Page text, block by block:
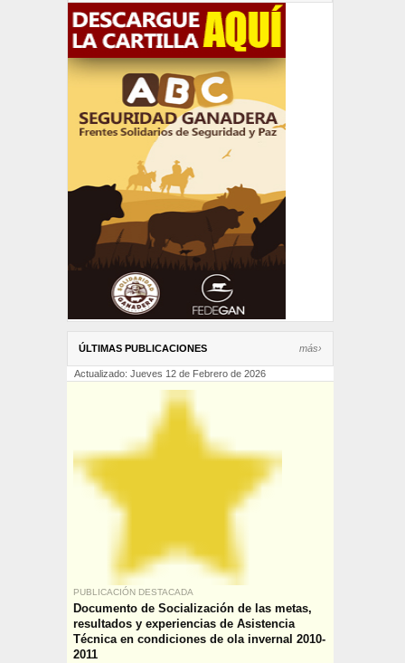
ÚLTIMAS PUBLICACIONES más›
Actualizado: Jueves 12 de Febrero de 2026
PUBLICACIÓN DESTACADA
Documento de Socialización de las metas,
resultados y experiencias de Asistencia
Técnica en condiciones de ola invernal 2010-
2011